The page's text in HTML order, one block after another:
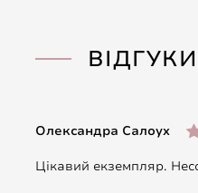
ВІДГУКИ
Олександра Салоух
Цікавий екземпляр.